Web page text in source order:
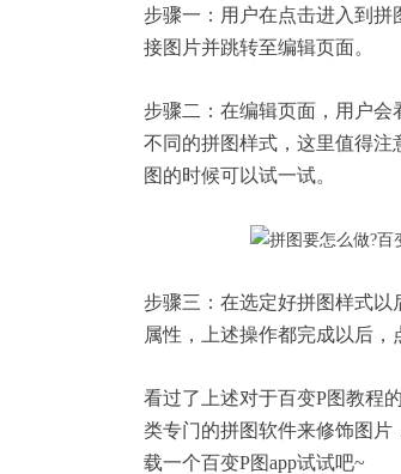
步骤一：用户在点击进入到
接图片并跳转至编辑页面。
步骤二：在编辑页面，用户
不同的拼图样式，这里值得
图的时候可以试一试。
步骤三：在选定好拼图样式
属性，上述操作都完成以后，
看过了上述对于百变P图教程
类专门的拼图软件来修饰图
载一个百变P图app试试吧~